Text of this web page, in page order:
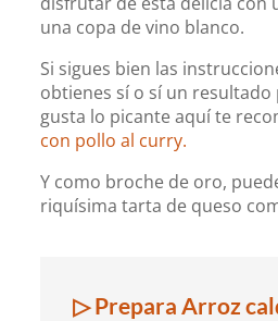
una copa de vino blanco.
Si sigues bien las
obtienes sí o sí un resultado
gusta lo picante aquí te
con pollo al curry.
Y como broche de oro,
riquísima tarta de queso
▷ Prepara Arroz